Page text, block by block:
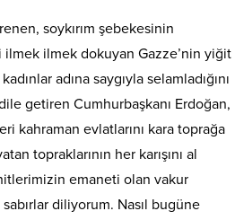
soykırım şebekesinin
ilmek ilmek dokuyan Gazze’nin yiğit
adına saygıyla selamladığını
getiren Cumhurbaşkanı Erdoğan,
kahraman evlatlarını kara toprağa
topraklarının her karışını al
emaneti olan vakur
diliyorum. Nasıl bugüne